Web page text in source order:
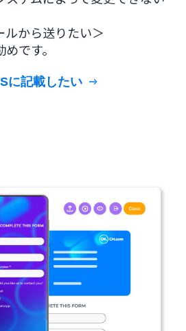
ルから送りたい＞
です。
に記載したい